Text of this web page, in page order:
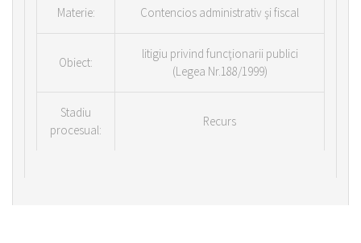
Materie: Contencios administrativ şi fiscal
Obiect:
litigiu privind funcţionarii publici
(Legea Nr.188/1999)
Stadiu
procesual:
Recurs